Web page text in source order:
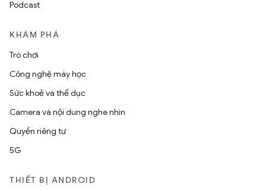
Podcast
KHÁM PHÁ
Trò chơi
Công nghệ máy học
Sức khoẻ và thể dục
Camera và nội dung nghe nhìn
Quyền riêng tư
5G
THIẾT BỊ ANDROID